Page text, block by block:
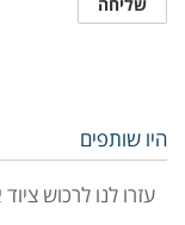
היו שותפים
עזרו לנו לרכוש